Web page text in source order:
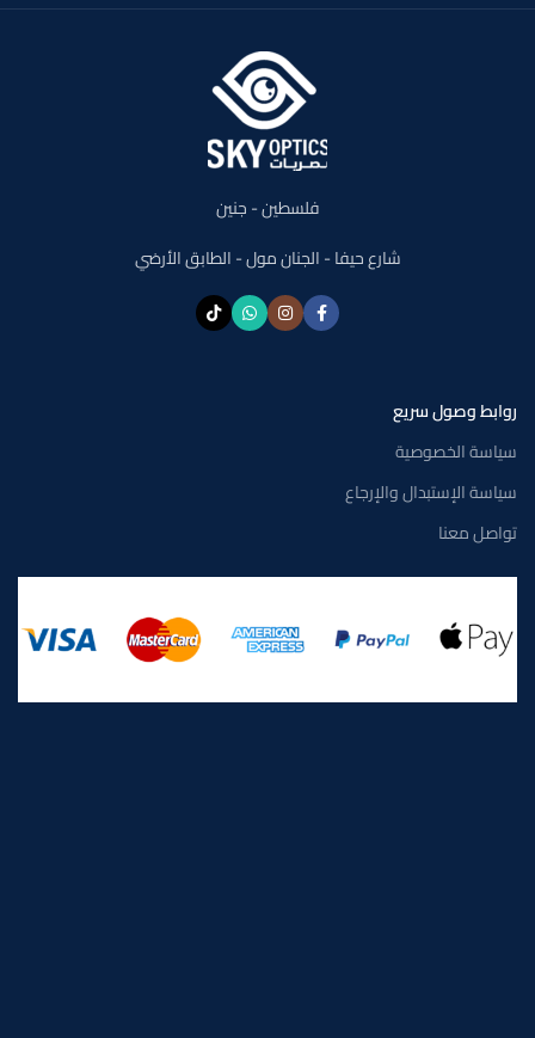
فلسطين - جنين
شارع حيفا - الجنان مول - الطابق الأرضي
روابط وصول سريع
سياسة الخصوصية
سياسة الإستبدال والإرجاع
تواصل معنا